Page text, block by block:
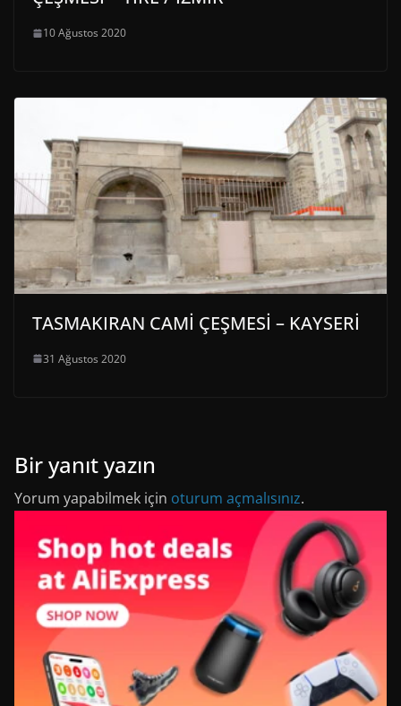
10 Ağustos 2020
TASMAKIRAN CAMİ ÇEŞMESİ – KAYSERİ
31 Ağustos 2020
Bir yanıt yazın
Yorum yapabilmek için oturum açmalısınız.